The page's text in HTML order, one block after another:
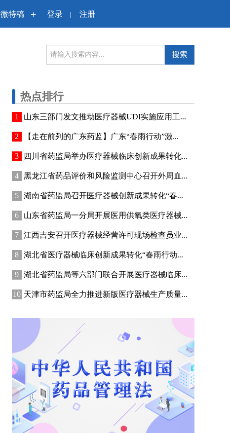
微特稿 + 登录 | 注册
搜索
热点排行
山东三部门发文推动医疗器械UDI实施应用工...
【走在前列的广东药监】广东“春雨行动”激...
四川省药监局举办医疗器械临床创新成果转化...
黑龙江省药品评价和风险监测中心召开外周血...
湖南省药监局召开医疗器械创新成果转化“春...
山东省药监局一分局开展医用供氧类医疗器械...
江西吉安召开医疗器械经营许可现场检查员业...
湖北省医疗器械临床创新成果转化“春雨行动...
湖北省药监局等六部门联合开展医疗器械临床...
天津市药监局全力推进新版医疗器械生产质量...